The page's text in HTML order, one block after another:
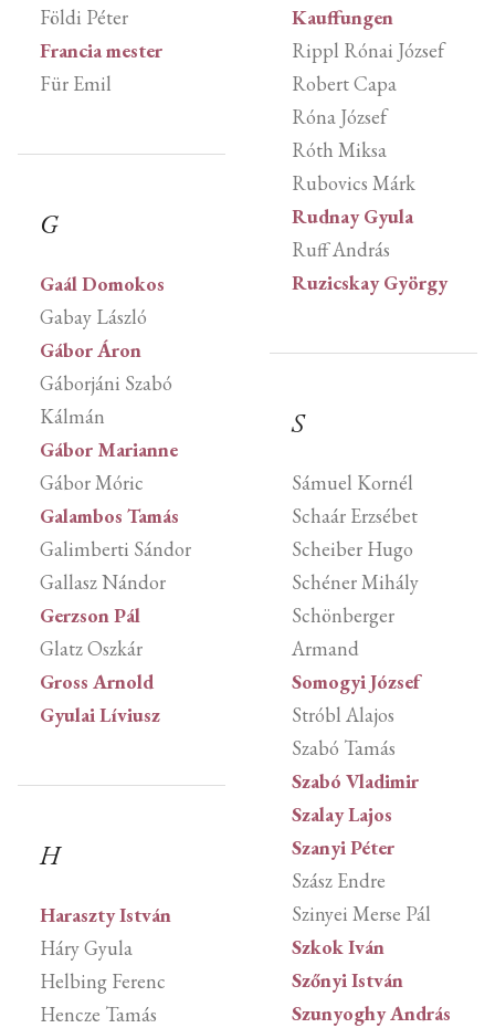
Földi Péter
Francia mester
Für Emil
G
Gaál Domokos
Gabay László
Gábor Áron
Gáborjáni Szabó
Kálmán
Gábor Marianne
Gábor Móric
Galambos Tamás
Galimberti Sándor
Gallasz Nándor
Gerzson Pál
Glatz Oszkár
Gross Arnold
Gyulai Líviusz
H
Haraszty István
Háry Gyula
Helbing Ferenc
Hencze Tamás
Kauffungen
Rippl Rónai József
Robert Capa
Róna József
Róth Miksa
Rubovics Márk
Rudnay Gyula
Ruff András
Ruzicskay György
S
Sámuel Kornél
Schaár Erzsébet
Scheiber Hugo
Schéner Mihály
Schönberger
Armand
Somogyi József
Stróbl Alajos
Szabó Tamás
Szabó Vladimir
Szalay Lajos
Szanyi Péter
Szász Endre
Szinyei Merse Pál
Szkok Iván
Szőnyi István
Szunyoghy András